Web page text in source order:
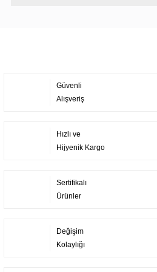
Güvenli
Alışveriş
Hızlı ve
Hijyenik Kargo
Sertifikalı
Ürünler
Değişim
Kolaylığı